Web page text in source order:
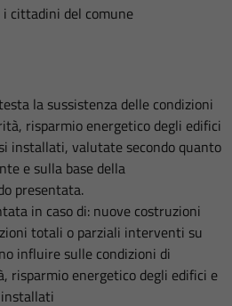
cittadini del comune
la sussistenza delle condizioni
risparmio energetico degli edifici
installati, valutate secondo quanto
e sulla base della
presentata.
in caso di: nuove costruzioni
totali o parziali interventi su
influire sulle condizioni di
risparmio energetico degli edifici e